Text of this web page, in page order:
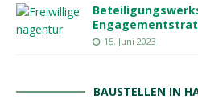
15. Juni 2023
BAUSTELLEN IN